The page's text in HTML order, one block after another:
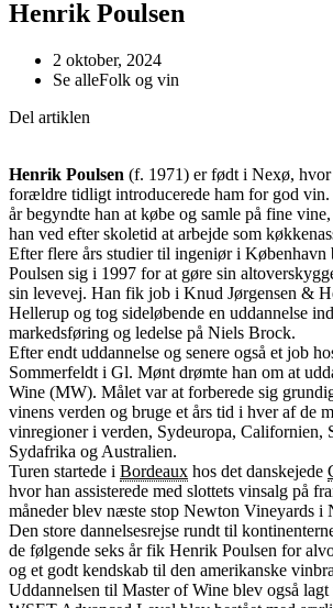
Henrik Poulsen
2 oktober, 2024
Se alleFolk og vin
Del artiklen
Henrik Poulsen (f. 1971) er født i Nexø, hvor
forældre tidligt introducerede ham for god
år begyndte han at købe og samle på fine
han ved efter skoletid at arbejde som
Efter flere års studier til ingeniør i København
Poulsen sig i 1997 for at gøre sin
sin levevej. Han fik job i Knud Jørgensen &
Hellerup og tog sideløbende en uddannelse
markedsføring og ledelse på Niels Brock.
Efter endt uddannelse og senere også et job
Sommerfeldt i Gl. Mønt drømte han om at
Wine (MW). Målet var at forberede sig
vinens verden og bruge et års tid i hver af de
vinregioner i verden, Sydeuropa, Californien,
Sydafrika og Australien.
Turen startede i Bordeaux hos det danskejede
hvor han assisterede med slottets vinsalg på
måneder blev næste stop Newton Vineyards i
Den store dannelsesrejse rundt til
de følgende seks år fik Henrik Poulsen for
og et godt kendskab til den amerikanske
Uddannelsen til Master of Wine blev også